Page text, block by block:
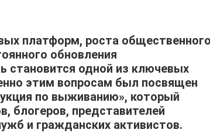
платформ, роста общественного
обновления
становится одной из ключевых
этим вопросам был посвящен
по выживанию», который
блогеров, представителей
и гражданских активистов.